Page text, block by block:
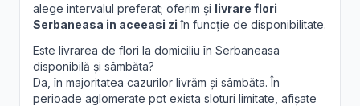
alege intervalul preferat; oferim și livrare flori
Serbaneasa in aceeasi zi în funcție de disponibilitate.
Este livrarea de flori la domiciliu în Serbaneasa
disponibilă și sâmbăta?
Da, în majoritatea cazurilor livrăm și sâmbăta. În
perioade aglomerate pot exista sloturi limitate, afișate